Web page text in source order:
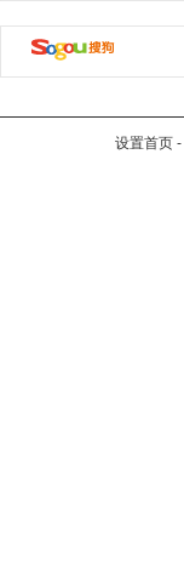
设置首页 -